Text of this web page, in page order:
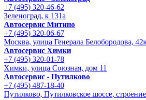
+7 (495) 320-46-62
Зеленоград, к 131а
Автосервис Митино
+7 (495) 320-06-67
Москва, улица Генерала Белобородова,
Автосервис Химки
+7 (495) 320-01-78
Химки, улица Союзная, дом 11
Автосервис - Путилково
+7 (495) 487-18-40
Путилково, Путилковское шоссе,